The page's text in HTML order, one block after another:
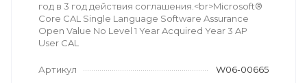
год в 3 год действия соглашения.<br>Microsoft®
Core CAL Single Language Software Assurance
Open Value No Level 1 Year Acquired Year 3 AP
User CAL
Артикул
W06-00665